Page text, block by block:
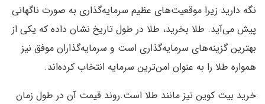
نگه دارید زیرا موقعیت‌های عظیم سرمایه‌گذاری به صورت ناگهانی
پیش می‌آید. طلا بخرید، طلا در طول تاریخ نشان داده که یکی از
بهترین گزینه‌های سرمایه‌گذاری است و سرمایه‌گذاران موفق نیز
همواره طلا را به عنوان امن‌ترین سرمایه انتخاب کرده‌اند.
خرید بیت کوین نیز مانند طلا است.روند قیمت آن در طول زمان